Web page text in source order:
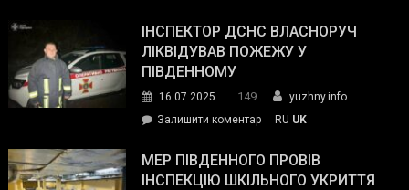
провів
нараду
силових
та
органів:
«Наш
ІНСПЕКТОР ДСНС ВЛАСНОРУЧ
ЛІКВІДУВАВ ПОЖЕЖУ У
ПІВДЕННОМУ
16.07.2025 149
yuzhny.info
Залишити коментарon
ДСНС
власноруч
RU UK
МЕР ПІВДЕННОГО ПРОВІВ
ІНСПЕКЦІЮ ШКІЛЬНОГО УКРИТТЯ